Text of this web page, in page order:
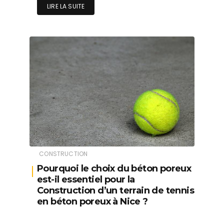
LIRE LA SUITE
CONSTRUCTION
Pourquoi le choix du béton poreux
est-il essentiel pour la
Construction d’un terrain de tennis
en béton poreux à Nice ?